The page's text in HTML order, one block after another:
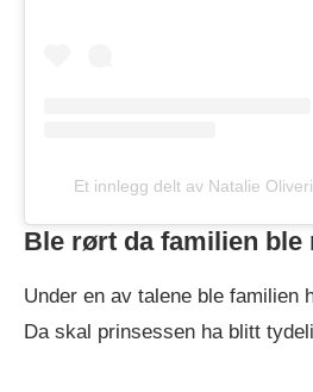
Et innlegg delt av Natalie
Ble rørt da familien ble
Under en av talene ble familien
Da skal prinsessen ha blitt